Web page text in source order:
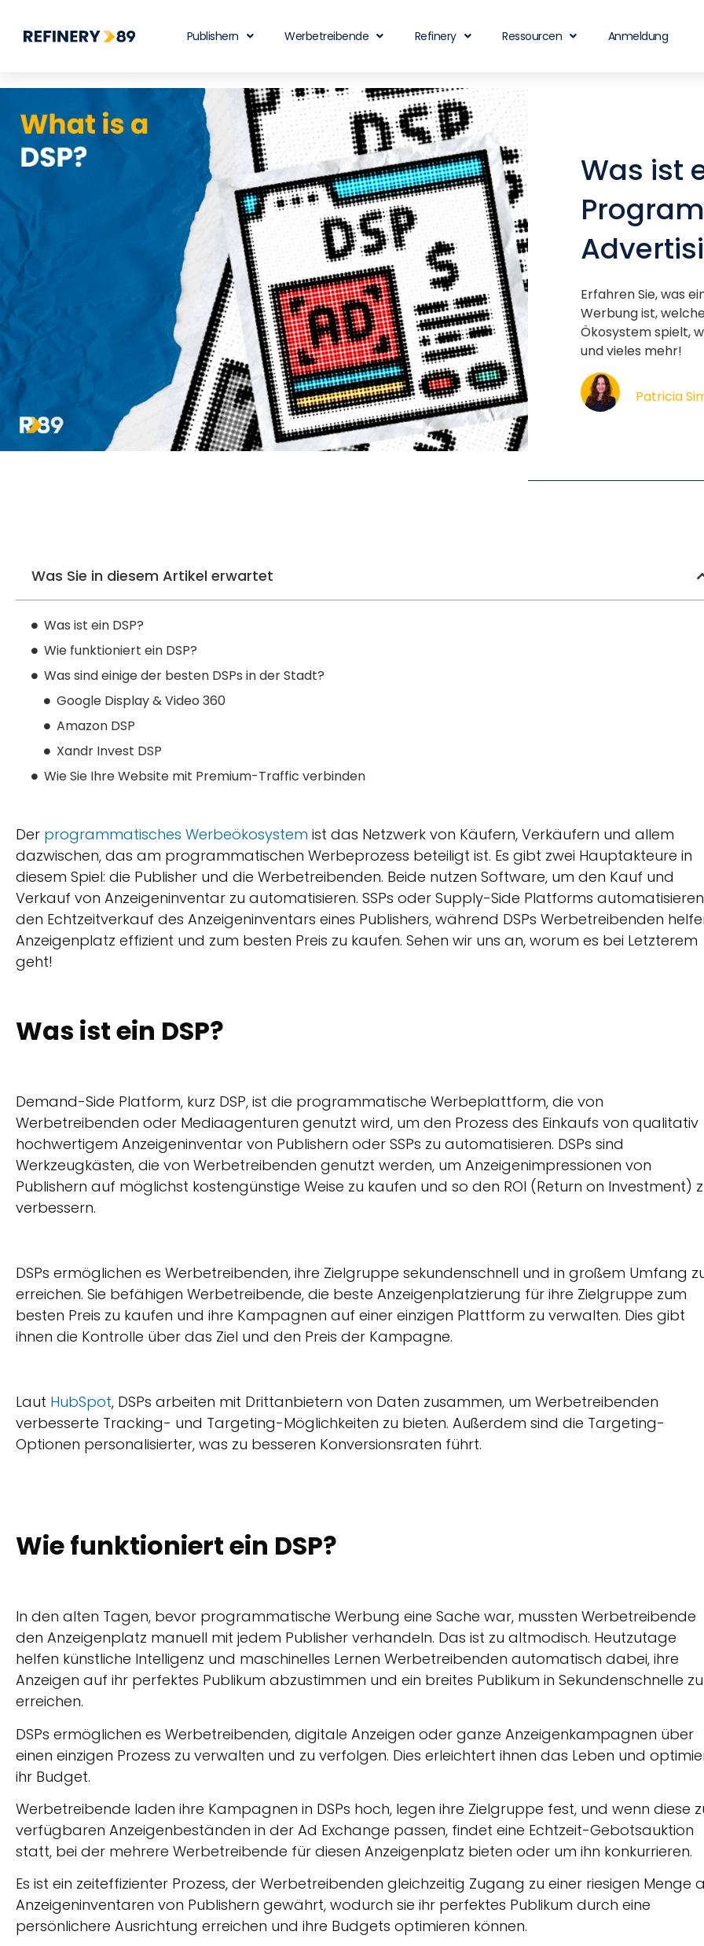
Publishern Werbetreibende Refinery Ressourcen Anmeldung
Was ist
Erfahren Sie, was
Werbung ist,
Ökosystem spielt,
und vieles mehr!
Patricia
Was Sie in diesem Artikel erwartet
Was ist ein DSP?
Wie funktioniert ein DSP?
Was sind einige der besten DSPs in der Stadt?
Google Display & Video 360
Amazon DSP
Xandr Invest DSP
Wie Sie Ihre Website mit Premium-Traffic verbinden
Der programmatisches Werbeökosystem ist das Netzwerk von Käufern, Verkäufern und allem
dazwischen, das am programmatischen Werbeprozess beteiligt ist. Es gibt zwei Hauptakteure in
diesem Spiel: die Publisher und die Werbetreibenden. Beide nutzen Software, um den Kauf und
Verkauf von Anzeigeninventar zu automatisieren. SSPs oder Supply-Side Platforms automatisieren
den Echtzeitverkauf des Anzeigeninventars eines Publishers, während DSPs Werbetreibenden
Anzeigenplatz effizient und zum besten Preis zu kaufen. Sehen wir uns an, worum es bei Letzterem
geht!
Was ist ein DSP?
Demand-Side Platform, kurz DSP, ist die programmatische Werbeplattform, die von
Werbetreibenden oder Mediaagenturen genutzt wird, um den Prozess des Einkaufs von qualitativ
hochwertigem Anzeigeninventar von Publishern oder SSPs zu automatisieren. DSPs sind
Werkzeugkästen, die von Werbetreibenden genutzt werden, um Anzeigenimpressionen von
Publishern auf möglichst kostengünstige Weise zu kaufen und so den ROI (Return on Investment)
verbessern.
DSPs ermöglichen es Werbetreibenden, ihre Zielgruppe sekundenschnell und in großem Umfang
erreichen. Sie befähigen Werbetreibende, die beste Anzeigenplatzierung für ihre Zielgruppe zum
besten Preis zu kaufen und ihre Kampagnen auf einer einzigen Plattform zu verwalten. Dies gibt
ihnen die Kontrolle über das Ziel und den Preis der Kampagne.
Laut HubSpot, DSPs arbeiten mit Drittanbietern von Daten zusammen, um Werbetreibenden
verbesserte Tracking- und Targeting-Möglichkeiten zu bieten. Außerdem sind die Targeting-
Optionen personalisierter, was zu besseren Konversionsraten führt.
Wie funktioniert ein DSP?
In den alten Tagen, bevor programmatische Werbung eine Sache war, mussten Werbetreibende
den Anzeigenplatz manuell mit jedem Publisher verhandeln. Das ist zu altmodisch. Heutzutage
helfen künstliche Intelligenz und maschinelles Lernen Werbetreibenden automatisch dabei, ihre
Anzeigen auf ihr perfektes Publikum abzustimmen und ein breites Publikum in Sekundenschnelle zu
erreichen.
DSPs ermöglichen es Werbetreibenden, digitale Anzeigen oder ganze Anzeigenkampagnen über
einen einzigen Prozess zu verwalten und zu verfolgen. Dies erleichtert ihnen das Leben und
ihr Budget.
Werbetreibende laden ihre Kampagnen in DSPs hoch, legen ihre Zielgruppe fest, und wenn diese
verfügbaren Anzeigenbeständen in der Ad Exchange passen, findet eine Echtzeit-Gebotsauktion
statt, bei der mehrere Werbetreibende für diesen Anzeigenplatz bieten oder um ihn konkurrieren.
Es ist ein zeiteffizienter Prozess, der Werbetreibenden gleichzeitig Zugang zu einer riesigen Menge
Anzeigeninventaren von Publishern gewährt, wodurch sie ihr perfektes Publikum durch eine
persönlichere Ausrichtung erreichen und ihre Budgets optimieren können.